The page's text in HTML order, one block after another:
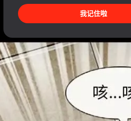
我记住啦